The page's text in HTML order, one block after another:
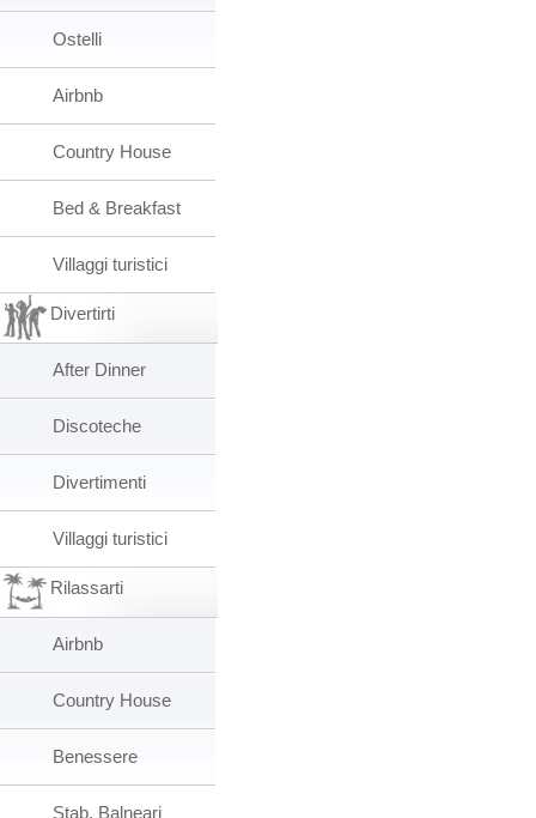
Ostelli
Airbnb
Country House
Bed & Breakfast
Villaggi turistici
Divertirti
After Dinner
Discoteche
Divertimenti
Villaggi turistici
Rilassarti
Airbnb
Country House
Benessere
Stab. Balneari